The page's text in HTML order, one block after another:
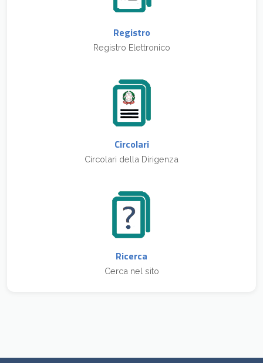
Registro
Registro Elettronico
Circolari
Circolari della Dirigenza
Ricerca
Cerca nel sito